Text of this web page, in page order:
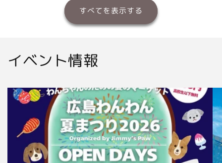
すべてを表示する
イベント情報